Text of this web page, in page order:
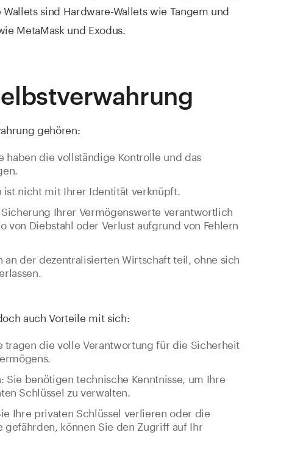
sind Hardware-Wallets wie Tangem und
MetaMask und Exodus.
gehören:
haben die vollständige Kontrolle und das
ist nicht mit Ihrer Identität verknüpft.
Ihrer Vermögenswerte verantwortlich
von Diebstahl oder Verlust aufgrund von Fehlern
an der dezentralisierten Wirtschaft teil, ohne sich
auch Vorteile mit sich:
tragen die volle Verantwortung für die Sicherheit
Sie benötigen technische Kenntnisse, um Ihre
Schlüssel zu verwalten.
Ihre privaten Schlüssel verlieren oder die
können Sie den Zugriff auf Ihr